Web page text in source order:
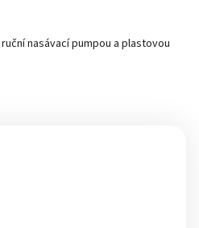
nasávací pumpou a plastovou